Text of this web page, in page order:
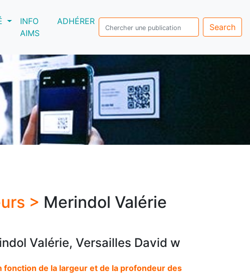
INFO
AIMS
ADHÉRER
Search
> Merindol Valérie
Valérie, Versailles David w
de la largeur et de la profondeur des